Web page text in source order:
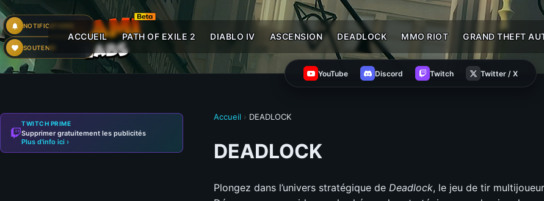
NOTIFICATIONS
SOUTENIR
ACCUEIL PATH OF EXILE 2 DIABLO IV ASCENSION DEADLOCK MMO RIOT GRAND THEFT
YouTube Discord Twitch Twitter / X
Accueil › DEADLOCK
DEADLOCK
Plongez dans l’univers stratégique de Deadlock, le jeu de tir
TWITCH PRIME
Supprimer gratuitement les publicités
Plus d'info ici ›